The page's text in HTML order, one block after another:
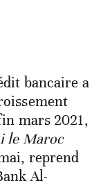
bancaire a
mars 2021,
le Maroc
reprend
Al-